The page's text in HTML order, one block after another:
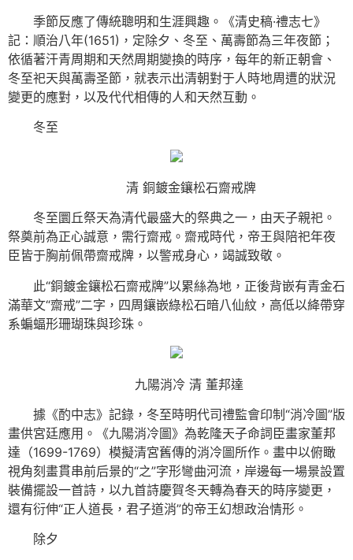
季節反應了傳統聰明和生涯興趣。《清史稿·禮志七》
記：順治八年(1651)，定除夕、冬至、萬壽節為三年夜節；
依循著汗青周期和天然周期變換的時序，每年的新正朝會、
冬至祀天與萬壽圣節，就表示出清朝對于人時地周遭的狀況
變更的應對，以及代代相傳的人和天然互動。
冬至
清 銅鍍金鑲松石齋戒牌
冬至圜丘祭天為清代最盛大的祭典之一，由天子親祀。
祭奠前為正心誠意，需行齋戒。齋戒時代，帝王與陪祀年夜
臣皆于胸前佩帶齋戒牌，以警戒身心，竭誠致敬。
此“銅鍍金鑲松石齋戒牌”以累絲為地，正後背嵌有青金石
滿華文“齋戒”二字，四周鑲嵌綠松石暗八仙紋，高低以絳帶穿
系蝙蝠形珊瑚珠與珍珠。
九陽消冷 清 董邦達
據《酌中志》記錄，冬至時明代司禮監會印制“消冷圖”版
畫供宮廷應用。《九陽消冷圖》為乾隆天子命詞臣畫家董邦
達（1699-1769）模擬清宮舊傳的消冷圖所作。畫中以俯瞰
視角刻畫貫串前后景的“之”字形彎曲河流，岸邊每一場景設置
裝備擺設一首詩，以九首詩慶賀冬天轉為春天的時序變更，
還有衍伸“正人道長，君子道消”的帝王幻想政治情形。
除夕